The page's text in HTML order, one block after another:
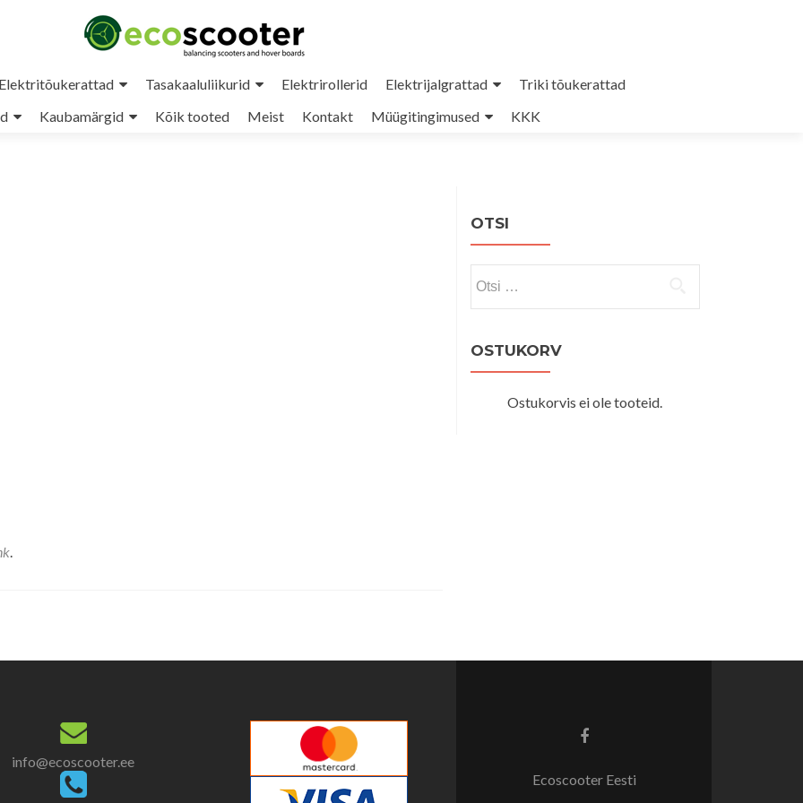
Elektritõukerattad Tasakaaluliikurid Elektrirollerid Elektrijalgrattad
Triki tõukerattad
Kaubamärgid Kõik tooted Meist Kontakt Müügitingimused KKK
.
OTSI
OSTUKORV
Ostukorvis ei ole tooteid.
info@ecoscooter.ee
Facebook
Ecoscooter Eesti